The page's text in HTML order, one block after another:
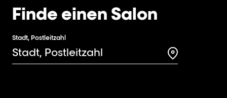
Finde einen Salon
Stadt, Postleitzahl
Search for a